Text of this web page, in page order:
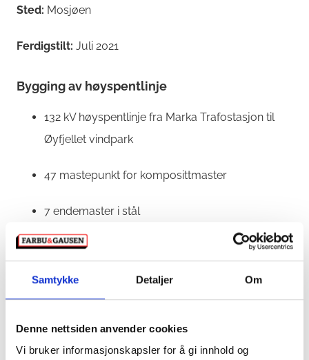
Samtykke Detaljer Om
Denne nettsiden anvender cookies
Vi bruker informasjonskapsler for å gi innhold og
Sted: Mosjøen
Ferdigstilt: Juli 2021
Bygging av høyspentlinje
132 kV høyspentlinje fra Marka Trafostasjon til
Øyfjellet vindpark
47 mastepunkt for komposittmaster
7 endemaster i stål
3 km med høyspentkabler i jord